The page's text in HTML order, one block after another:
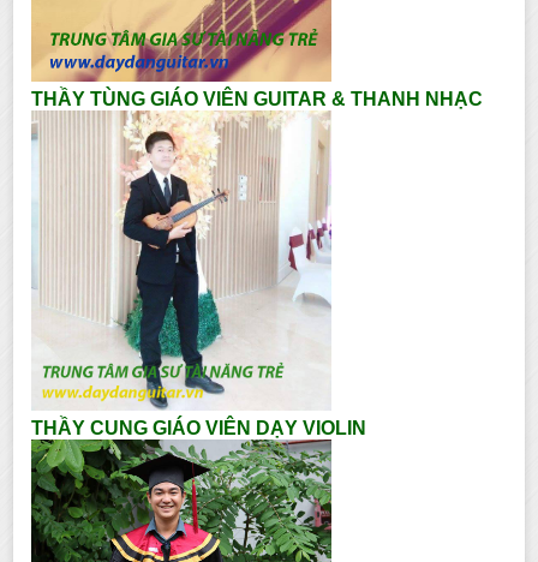
THẦY TÙNG GIÁO VIÊN GUITAR & THANH NHẠC
THẦY CUNG GIÁO VIÊN DẠY VIOLIN